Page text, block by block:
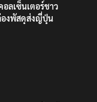
ลเซ็นเตอร์ชาว
องพัสดุส่งญี่ปุ่น